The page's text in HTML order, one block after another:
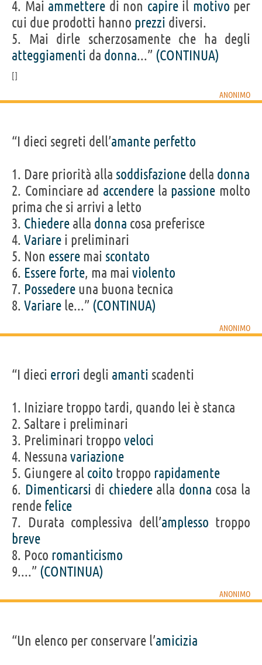
4. Mai ammettere di non capireil motivo per
cui due prodotti hanno prezzi diversi.
5. Mai dirle scherzosamente che ha degli
atteggiamenti da donna...” (CONTINUA)
ANONIMO
“I dieci segreti dell’amante perfetto
1. Dare priorità alla soddisfazione della donna
2. Cominciare ad accendere la passione molto
prima che si arrivi a letto
3. Chiedere alla donna cosa preferisce
4. Variare i preliminari
5. Non essere mai scontato
6. Essere forte, ma mai violento
7. Possedere una buona tecnica
8. Variare le...” (CONTINUA)
ANONIMO
“I dieci errori degli amanti scadenti
1. Iniziare troppo tardi, quando lei è stanca
2. Saltare i preliminari
3. Preliminari troppo veloci
4. Nessuna variazione
5. Giungere al coito troppo rapidamente
6. Dimenticarsi di chiederealla donna cosa la
rende felice
7. Durata complessiva dell’amplesso troppo
breve
8. Poco romanticismo
9....” (CONTINUA)
ANONIMO
“Un elenco per conservare l’amicizia